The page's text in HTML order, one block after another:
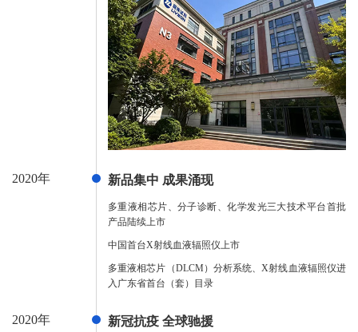
2020年 新品集中 成果涌现
多重液相芯片、分子诊断、化学发光三大技术平台首批
产品陆续上市
中国首台X射线血液辐照仪上市
多重液相芯片（DLCM）分析系统、X射线血液辐照仪进
入广东省首台（套）目录
2020年 新冠抗疫 全球驰援